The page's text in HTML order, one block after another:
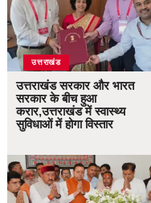
उत्तराखंड
उत्तराखंड सरकार और भारत
सरकार के बीच हुआ
करार,उत्तराखंड में स्वास्थ्य
सुविधाओं में होगा विस्तार